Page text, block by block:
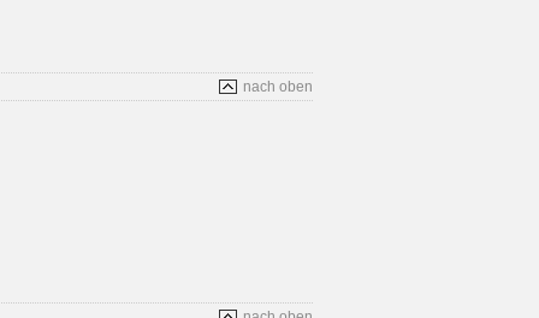
nach oben